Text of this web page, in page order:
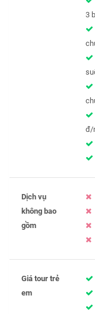
3
đ/
Dịch vụ
không bao
gồm
Giá tour trẻ
em